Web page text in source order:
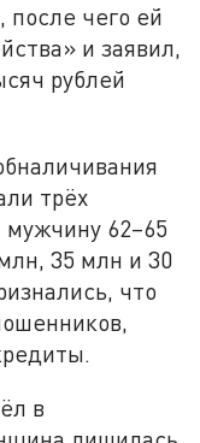
чего ей
и заявил,
рублей
трёх
62–65
35 млн и 30
что
в